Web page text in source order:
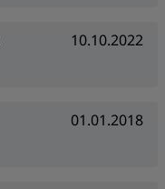
10.10.2022
01.01.2018